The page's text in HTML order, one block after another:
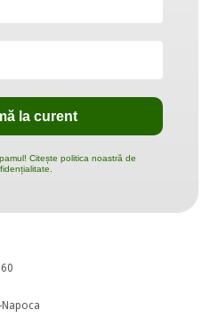
Citește politica noastră de